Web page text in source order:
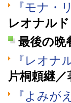
『モナ・
レオナル
最後の晩
『レオナ
片桐頼継
『よみが